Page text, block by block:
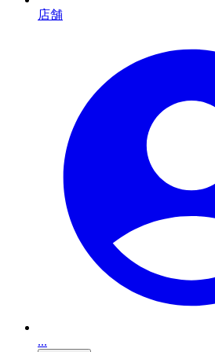
店舗
...